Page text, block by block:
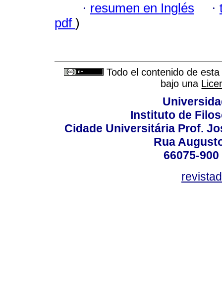
· resumen en Inglés ·
pdf )
Todo el contenido de
bajo una
Instituto de
Cidade Universitária Prof.
Rua
66075-